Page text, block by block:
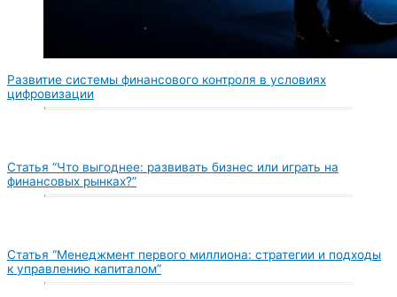
Развитие системы финансового контроля в условиях
цифровизации
Статья “Что выгоднее: развивать бизнес или играть на
финансовых рынках?”
Статья “Менеджмент первого миллиона: стратегии и подходы
к управлению капиталом”